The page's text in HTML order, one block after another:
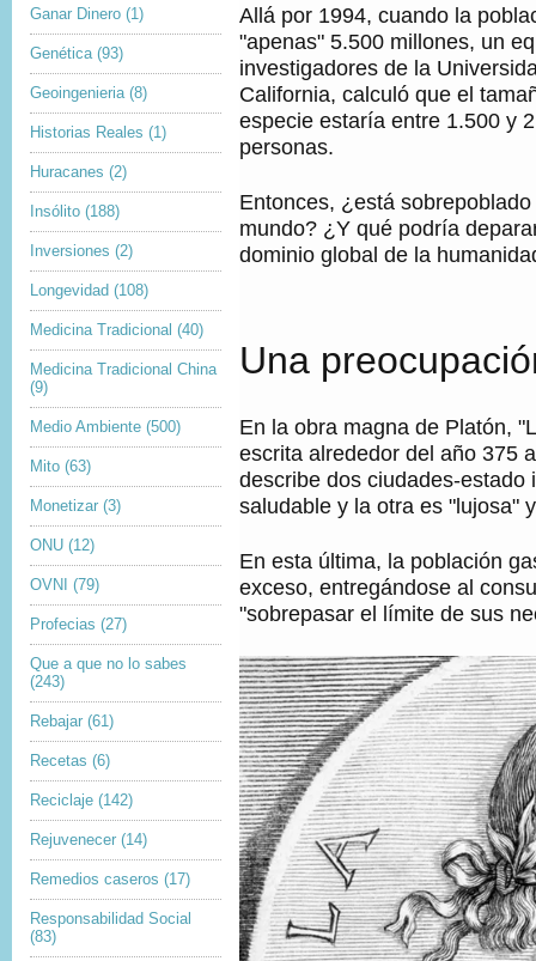
Ganar Dinero (1)
Genética (93)
Geoingenieria (8)
Historias Reales (1)
Huracanes (2)
Insólito (188)
Inversiones (2)
Longevidad (108)
Medicina Tradicional (40)
Medicina Tradicional China
(9)
Medio Ambiente (500)
Mito (63)
Monetizar (3)
ONU (12)
OVNI (79)
Profecias (27)
Que a que no lo sabes
(243)
Rebajar (61)
Recetas (6)
Reciclaje (142)
Rejuvenecer (14)
Remedios caseros (17)
Responsabilidad Social
(83)
Allá por 1994, cuando la
"apenas" 5.500 millones, un
investigadores de la
California, calculó que el
especie estaría entre 1.500 y
personas.
Entonces, ¿está
mundo? ¿Y qué podría
dominio global de la
Una
En la obra magna de Platón,
escrita alrededor del año 375
describe dos ciudades-estado
saludable y la otra es "lujosa"
En esta última, la población
exceso, entregándose al
"sobrepasar el límite de sus